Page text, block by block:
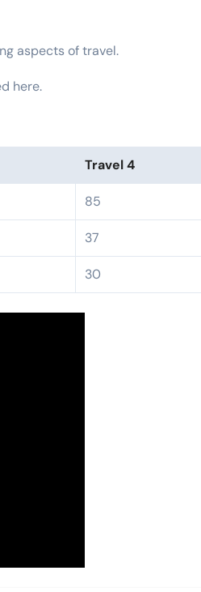
aspects of travel.
here.
Travel 4
85
37
30